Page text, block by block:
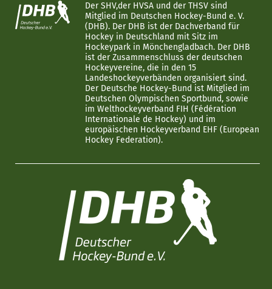
Der SHV,der HVSA und der THSV sind
Mitglied im Deutschen Hockey-Bund e. V.
(DHB). Der DHB ist der Dachverband für
Hockey in Deutschland mit Sitz im
Hockeypark in Mönchengladbach. Der DHB
ist der Zusammenschluss der deutschen
Hockeyvereine, die in den 15
Landeshockeyverbänden organisiert sind.
Der Deutsche Hockey-Bund ist Mitglied im
Deutschen Olympischen Sportbund, sowie
im Welthockeyverband FIH (Fédération
Internationale de Hockey) und im
europäischen Hockeyverband EHF (European
Hockey Federation).